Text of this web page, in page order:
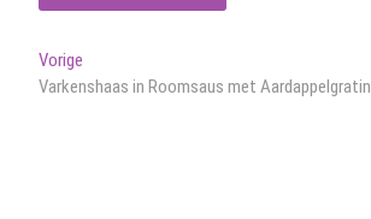
Bericht
navigatie
Vorige
bericht:
Varkenshaas in Roomsaus met Aardappelgratin